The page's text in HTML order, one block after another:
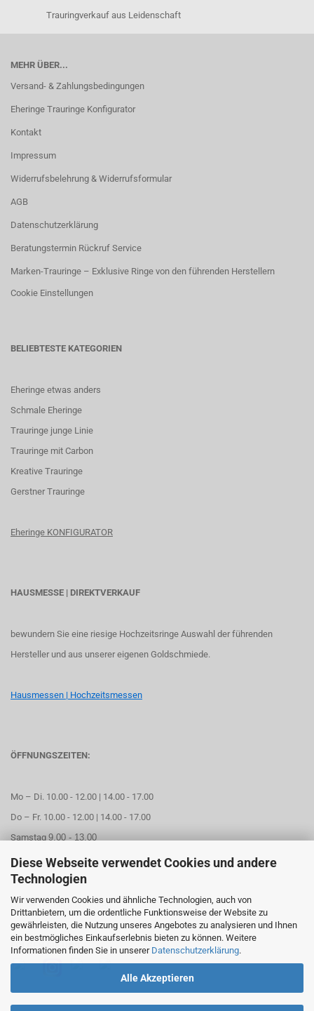
Diese Webseite verwendet Cookies und andere
Technologien
Wir verwenden Cookies und ähnliche Technologien, auch von
Drittanbietern, um die ordentliche Funktionsweise der Website zu
gewährleisten, die Nutzung unseres Angebotes zu analysieren und Ihnen
ein bestmögliches Einkaufserlebnis bieten zu können. Weitere
Informationen finden Sie in unserer Datenschutzerklärung.
Alle Akzeptieren
Trauringverkauf aus Leidenschaft
MEHR ÜBER...
Versand- & Zahlungsbedingungen
Eheringe Trauringe Konfigurator
Kontakt
Impressum
Widerrufsbelehrung & Widerrufsformular
AGB
Datenschutzerklärung
Beratungstermin Rückruf Service
Marken-Trauringe – Exklusive Ringe von den führenden Herstellern
Cookie Einstellungen
BELIEBTESTE KATEGORIEN
Eheringe etwas anders
Schmale Eheringe
Trauringe junge Linie
Trauringe mit Carbon
Kreative Trauringe
Gerstner Trauringe
Eheringe KONFIGURATOR
HAUSMESSE | DIREKTVERKAUF
bewundern Sie eine riesige Hochzeitsringe Auswahl der führenden
Hersteller und aus unserer eigenen Goldschmiede.
Hausmessen | Hochzeitsmessen
ÖFFNUNGSZEITEN:
Mo – Di. 10.00 - 12.00 | 14.00 - 17.00
Do – Fr. 10.00 - 12.00 | 14.00 - 17.00
Samstag 9.00 - 13.00
Mittwoch geschlossen
Online Termin aussuchen
FOLGEN SIE UNS